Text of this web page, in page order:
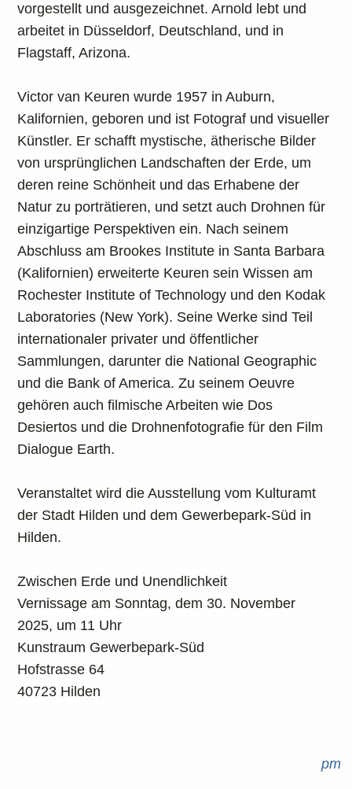
vorgestellt und ausgezeichnet. Arnold lebt und
arbeitet in Düsseldorf, Deutschland, und in
Flagstaff, Arizona.
Victor van Keuren wurde 1957 in Auburn,
Kalifornien, geboren und ist Fotograf und visueller
Künstler. Er schafft mystische, ätherische Bilder
von ursprünglichen Landschaften der Erde, um
deren reine Schönheit und das Erhabene der
Natur zu porträtieren, und setzt auch Drohnen für
einzigartige Perspektiven ein. Nach seinem
Abschluss am Brookes Institute in Santa Barbara
(Kalifornien) erweiterte Keuren sein Wissen am
Rochester Institute of Technology und den Kodak
Laboratories (New York). Seine Werke sind Teil
internationaler privater und öffentlicher
Sammlungen, darunter die National Geographic
und die Bank of America. Zu seinem Oeuvre
gehören auch filmische Arbeiten wie Dos
Desiertos und die Drohnenfotografie für den Film
Dialogue Earth.
Veranstaltet wird die Ausstellung vom Kulturamt
der Stadt Hilden und dem Gewerbepark-Süd in
Hilden.
Zwischen Erde und Unendlichkeit
Vernissage am Sonntag, dem 30. November
2025, um 11 Uhr
Kunstraum Gewerbepark-Süd
Hofstrasse 64
40723 Hilden
pm